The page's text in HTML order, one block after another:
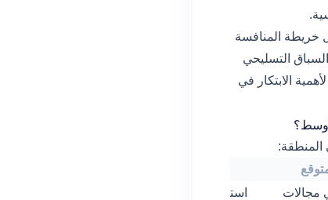
خريطة المنافسة
التسليحي
الابتكار في
المنطقة:
مجالات
استثمارات في مشاريع الذكاء